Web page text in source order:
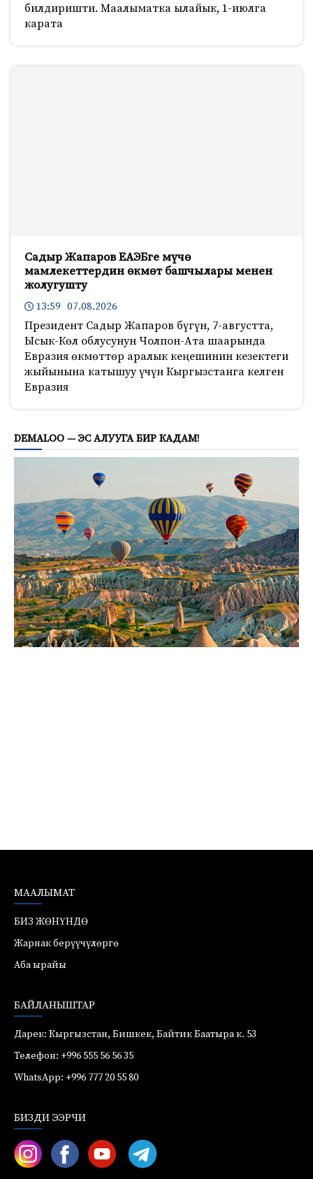
билдиришти. Маалыматка ылайык, 1-июлга
карата
Садыр Жапаров ЕАЭБге мүчө
мамлекеттердин өкмөт башчылары менен
жолугушту
13:59 07.08.2026
Президент Садыр Жапаров бүгүн, 7-августта,
Ысык-Көл облусунун Чолпон-Ата шаарында
Евразия өкмөттөр аралык кеңешинин кезектеги
жыйынына катышуу үчүн Кыргызстанга келген
Евразия
DEMALOO — ЭС АЛУУГА БИР КАДАМ!
МААЛЫМАТ
БИЗ ЖӨНҮНДӨ
Жарнак берүүчүлөргө
Аба ырайы
БАЙЛАНЫШТАР
Дарек: Кыргызстан, Бишкек, Байтик Баатыра к. 53
Телефон: +996 555 56 56 35
WhatsApp: +996 777 20 55 80
БИЗДИ ЭЭРЧИ